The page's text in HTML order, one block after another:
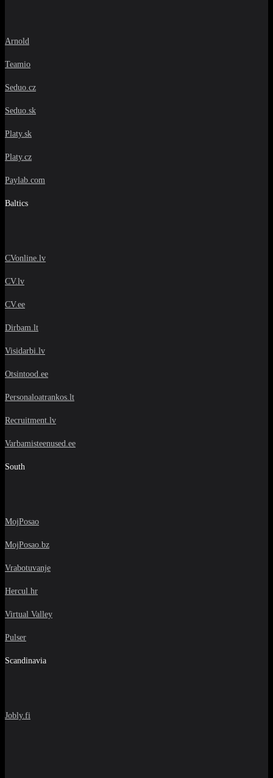
Arnold
Teamio
Seduo.cz
Seduo.sk
Platy.sk
Platy.cz
Paylab.com
Baltics
CVonline.lv
CV.lv
CV.ee
Dirbam.lt
Visidarbi.lv
Otsintood.ee
Personaloatrankos.lt
Recruitment.lv
Varbamisteenused.ee
South
MojPosao
MojPosao.bz
Vrabotuvanje
Hercul.hr
Virtual Valley
Pulser
Scandinavia
Jobly.fi